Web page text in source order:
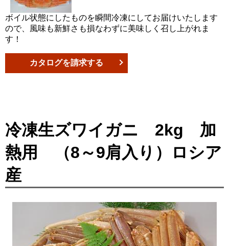
ボイル状態にしたものを瞬間冷凍にしてお届けいたします
ので、風味も新鮮さも損なわずに美味しく召し上がれま
す！
カタログを請求する
冷凍生ズワイガニ 2kg 加
熱用 （8～9肩入り）ロシア
産